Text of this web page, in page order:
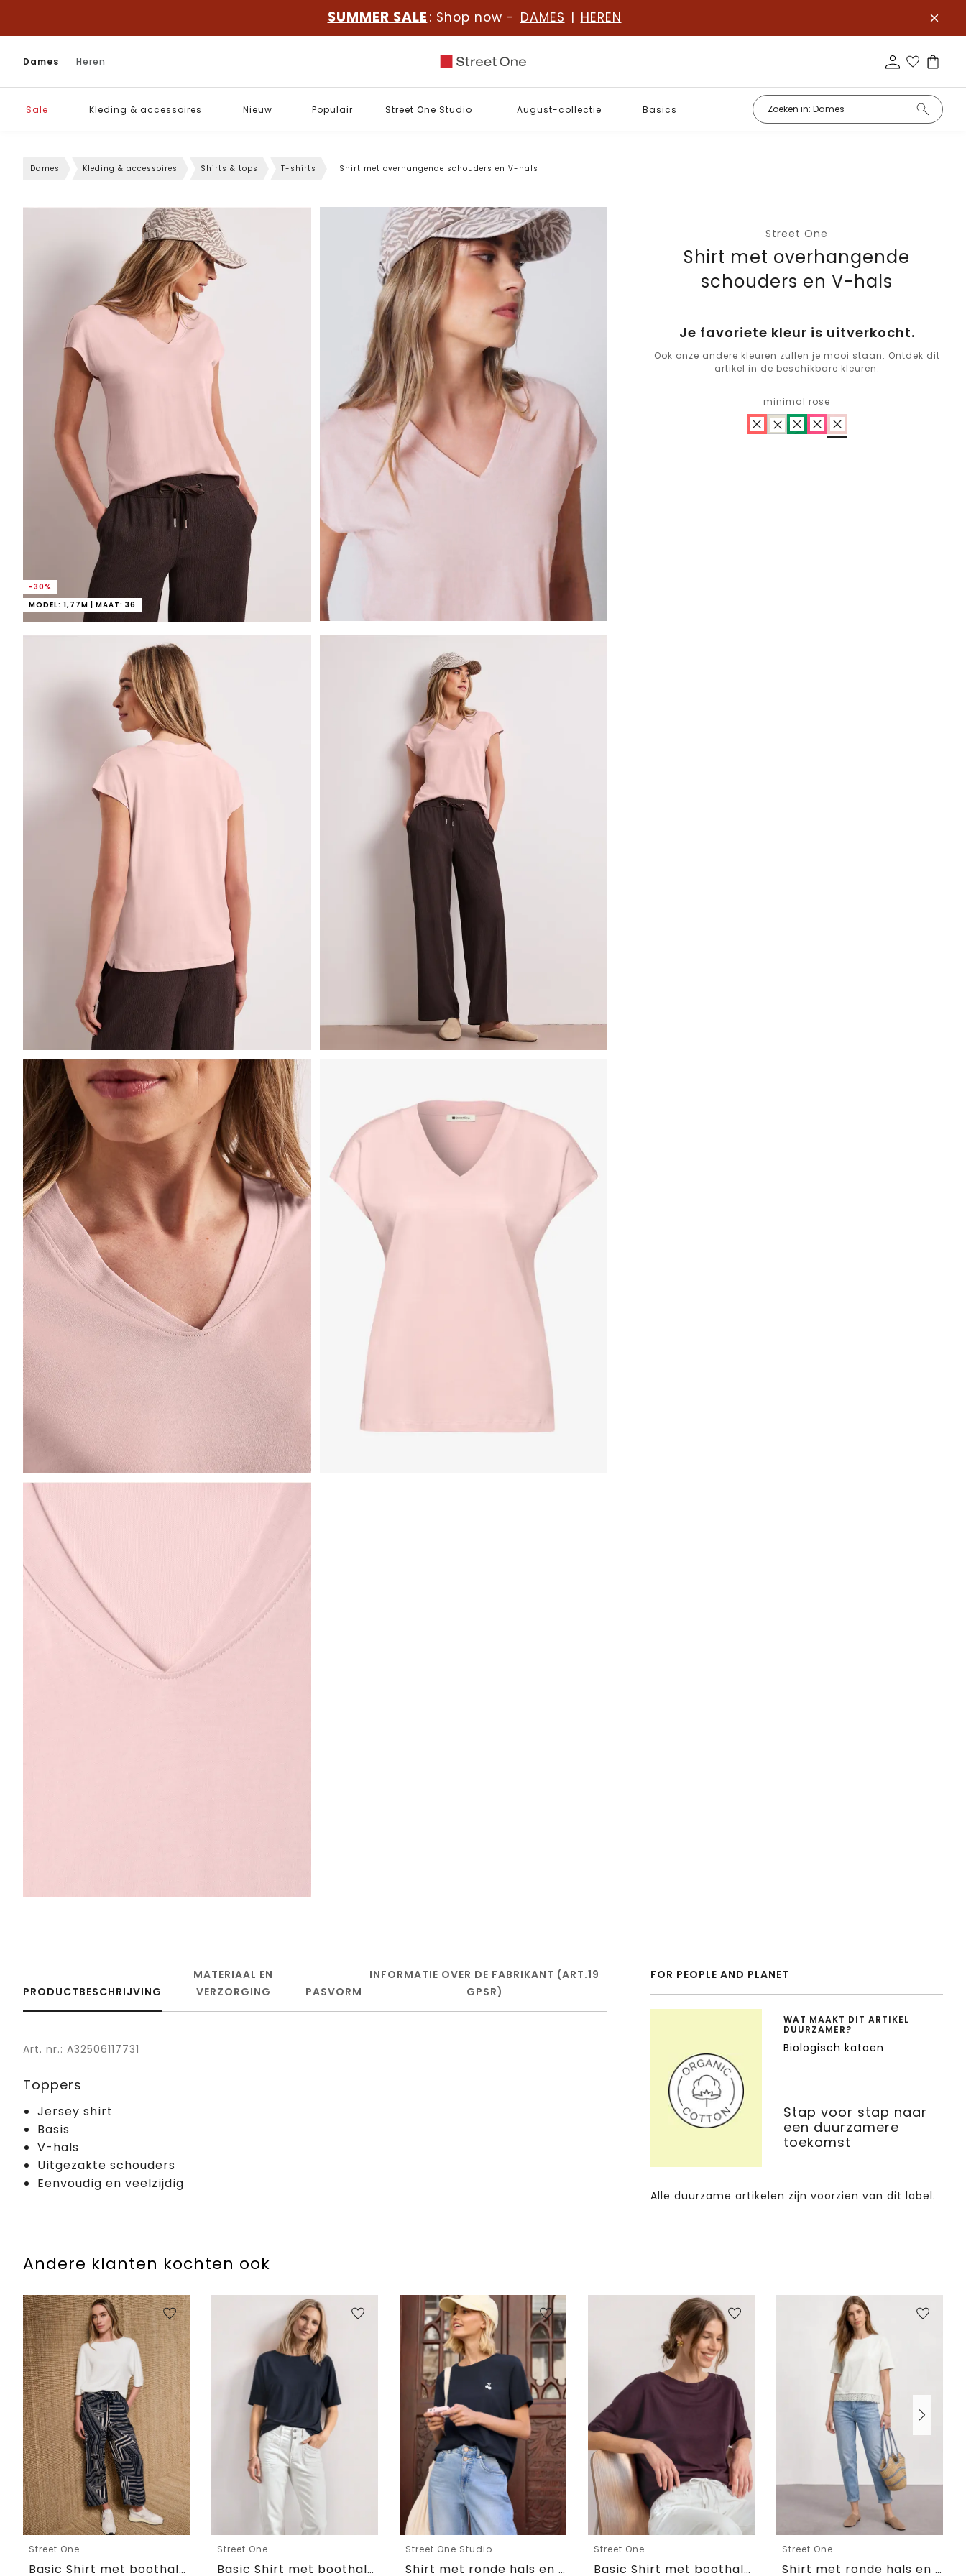
SUMMER SALE : Shop now - DAMES | HEREN
Dames Heren
Sale Kleding & accessoires Nieuw Populair Street One Studio August-collectie Basics
Dames Kleding & accessoires Shirts & tops T-shirts Shirt met overhangende schouders en V-hals
-30%
MODEL: 1,77M | MAAT: 36
Street One
Shirt met overhangende
schouders en V-hals
Je favoriete kleur is uitverkocht.
Ook onze andere kleuren zullen je mooi staan. Ontdek dit
artikel in de beschikbare kleuren.
minimal rose
PRODUCTBESCHRIJVING
MATERIAAL EN
VERZORGING
PASVORM
INFORMATIE OVER DE FABRIKANT (ART.19
GPSR)
Art. nr.: A32506117731
Toppers
Jersey shirt
Basis
V-hals
Uitgezakte schouders
Eenvoudig en veelzijdig
FOR PEOPLE AND PLANET
WAT MAAKT DIT ARTIKEL
DUURZAMER?
Biologisch katoen
Stap voor stap naar
een duurzamere
toekomst
Alle duurzame artikelen zijn voorzien van dit label.
Andere klanten kochten ook
Street One
Basic Shirt met boothals en elastische zoom
Street One
Basic Shirt met boothals en elastische zoom
Street One Studio
Shirt met ronde hals en geborduurd detail
Street One
Basic Shirt met boothals en elastische zoom
Street One
Shirt met ronde hals en kant